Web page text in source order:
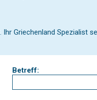
Ihr Griechenland Spezialist
Betreff: